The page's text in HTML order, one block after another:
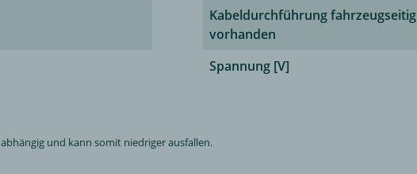
Kabeldurchführung fahrzeugseitig
vorhanden
Spannung [V]
und kann somit niedriger ausfallen.